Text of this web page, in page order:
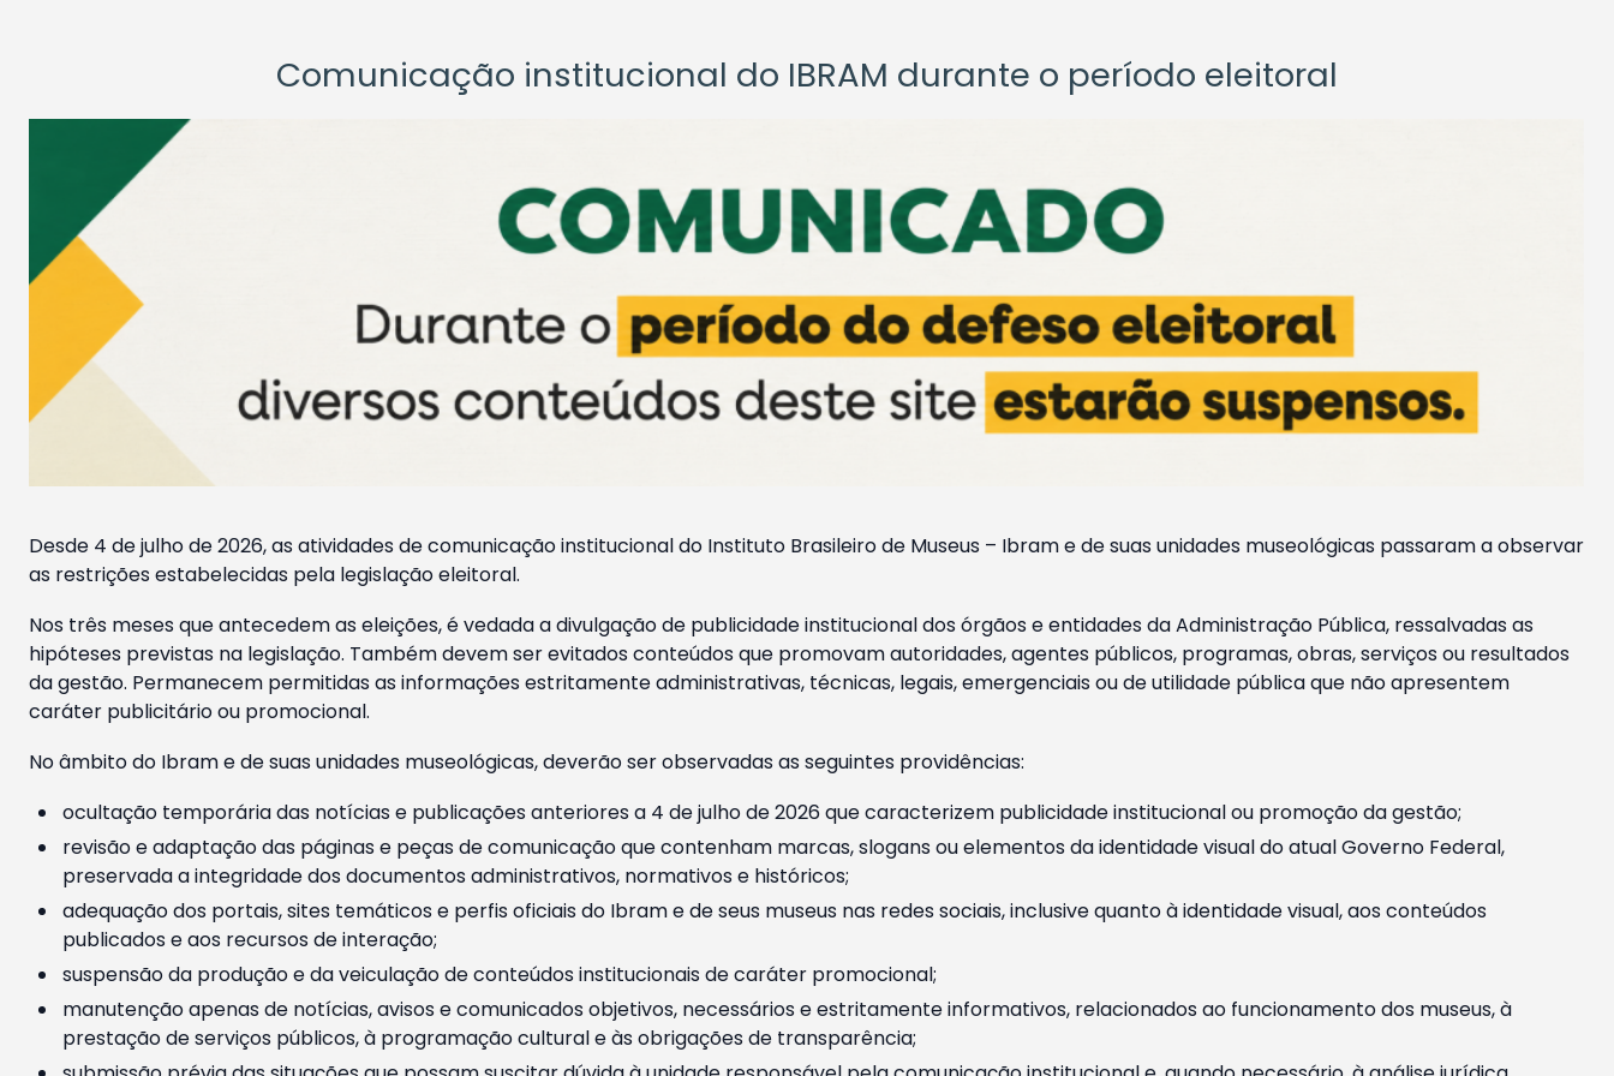
Comunicação institucional do IBRAM durante o período eleitoral
Desde 4 de julho de 2026, as atividades de comunicação institucional do Instituto Brasileiro de Museus – Ibram e de suas unidades museológicas passaram a observar
as restrições estabelecidas pela legislação eleitoral.
Nos três meses que antecedem as eleições, é vedada a divulgação de publicidade institucional dos órgãos e entidades da Administração Pública, ressalvadas as
hipóteses previstas na legislação. Também devem ser evitados conteúdos que promovam autoridades, agentes públicos, programas, obras, serviços ou resultados
da gestão. Permanecem permitidas as informações estritamente administrativas, técnicas, legais, emergenciais ou de utilidade pública que não apresentem
caráter publicitário ou promocional.
No âmbito do Ibram e de suas unidades museológicas, deverão ser observadas as seguintes providências:
ocultação temporária das notícias e publicações anteriores a 4 de julho de 2026 que caracterizem publicidade institucional ou promoção da gestão;
revisão e adaptação das páginas e peças de comunicação que contenham marcas, slogans ou elementos da identidade visual do atual Governo Federal,
preservada a integridade dos documentos administrativos, normativos e históricos;
adequação dos portais, sites temáticos e perfis oficiais do Ibram e de seus museus nas redes sociais, inclusive quanto à identidade visual, aos conteúdos
publicados e aos recursos de interação;
suspensão da produção e da veiculação de conteúdos institucionais de caráter promocional;
manutenção apenas de notícias, avisos e comunicados objetivos, necessários e estritamente informativos, relacionados ao funcionamento dos museus, à
prestação de serviços públicos, à programação cultural e às obrigações de transparência;